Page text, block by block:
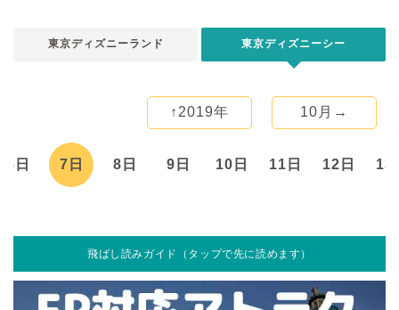
東京ディズニーランド 東京ディズニーシー
↑2019年 10月→
6日 7日 8日 9日 10日 11日 12日 13
飛ばし読みガイド（タップで先に読めます）